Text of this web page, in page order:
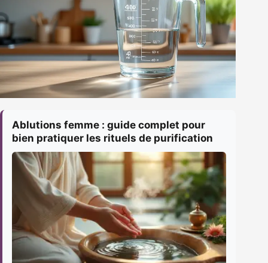
Ablutions femme : guide complet pour
bien pratiquer les rituels de purification